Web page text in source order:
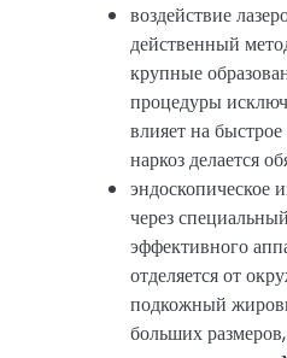
воздействие
действенный
крупные
процедуры
влияет на
наркоз делается
эндоскопическое
через
эффективного
отделяется от
подкожный
больших